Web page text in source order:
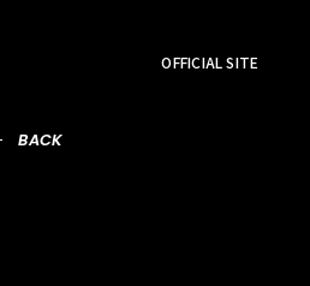
OFFICIAL SITE
BACK